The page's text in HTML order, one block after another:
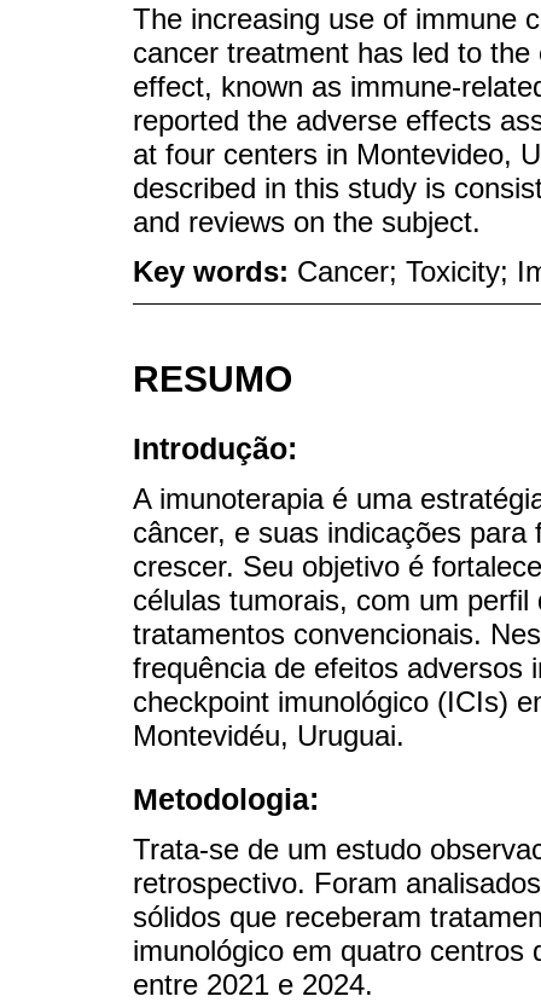
The increasing use of immune
cancer treatment has led to
effect, known as immune-
reported the adverse effects
at four centers in Montevideo,
described in this study is
and reviews on the subject.
Key words: Cancer; Toxicity;
RESUMO
Introdução:
A imunoterapia é uma
câncer, e suas indicações
crescer. Seu objetivo é
células tumorais, com um
tratamentos convencionais.
frequência de efeitos adversos
checkpoint imunológico (ICIs)
Montevidéu, Uruguai.
Metodologia:
Trata-se de um estudo
retrospectivo. Foram
sólidos que receberam
imunológico em quatro centros
entre 2021 e 2024.